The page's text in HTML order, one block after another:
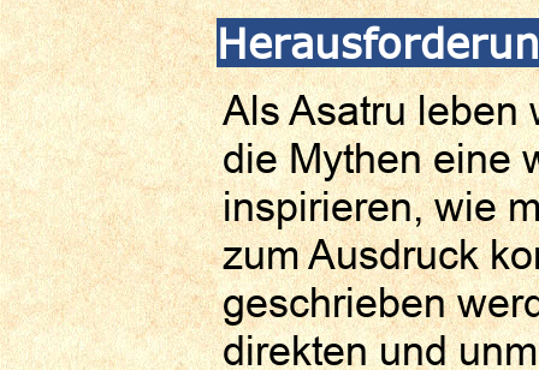
Als Asatru leben
die Mythen eine
inspirieren, wie
zum Ausdruck
geschrieben
direkten und